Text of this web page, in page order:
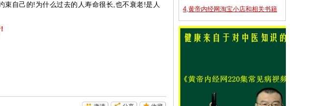
自己的!为什么过去的人寿命很长,也不衰老!是人
4,黄帝内经网淘宝小店和相关书籍